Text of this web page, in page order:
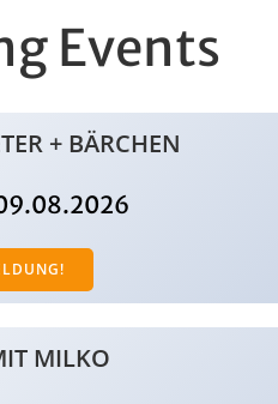
Events
+ BÄRCHEN
MILKO